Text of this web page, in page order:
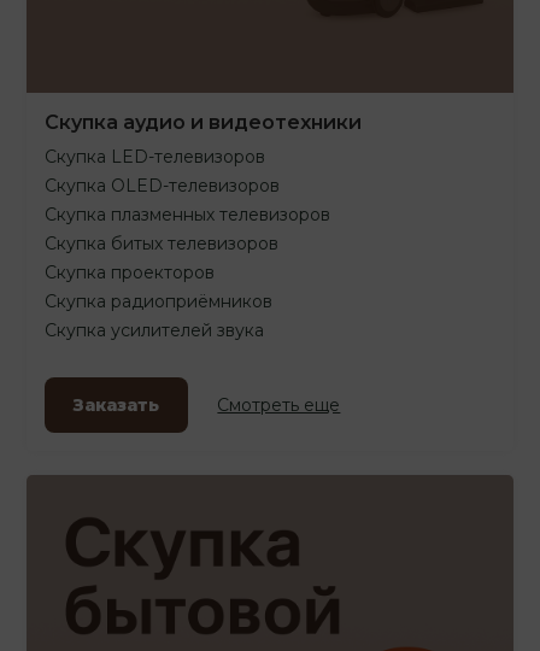
Скупка аудио и видеотехники
Скупка LED-телевизоров
Скупка OLED-телевизоров
Скупка плазменных телевизоров
Скупка битых телевизоров
Скупка проекторов
Скупка радиоприёмников
Скупка усилителей звука
Заказать Смотреть еще